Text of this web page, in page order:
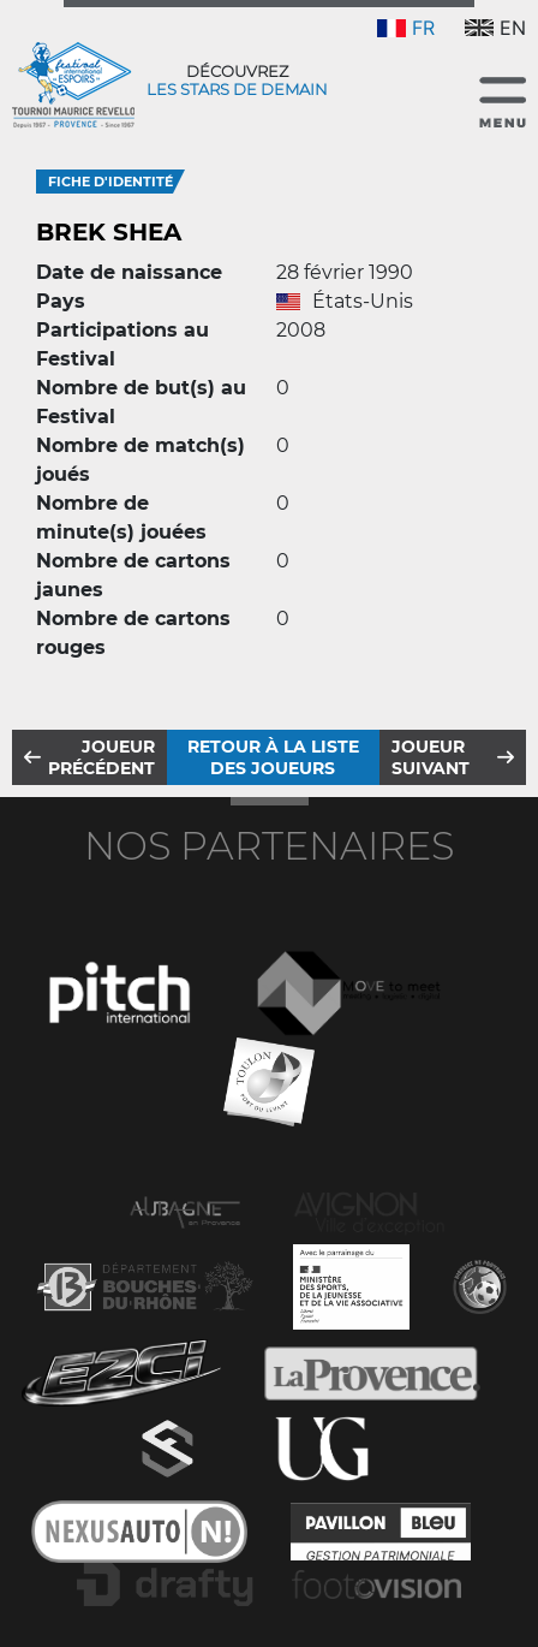
FR EN
DÉCOUVREZ
LES STARS DE DEMAIN
FICHE D'IDENTITÉ
BREK SHEA
Date de naissance
28 février 1990
Pays
États-Unis
Participations au
Festival
2008
Nombre de but(s) au
Festival
0
Nombre de match(s)
joués
0
Nombre de
minute(s) jouées
0
Nombre de cartons
jaunes
0
Nombre de cartons
rouges
0
JOUEUR
PRÉCÉDENT
RETOUR À LA LISTE
DES JOUEURS
JOUEUR
SUIVANT
NOS PARTENAIRES